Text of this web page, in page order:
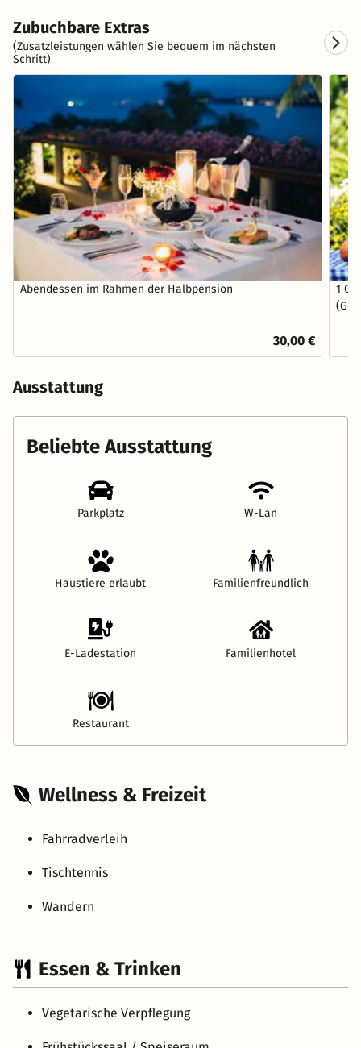
Zubuchbare Extras
(Zusatzleistungen wählen Sie bequem im nächsten
Schritt)
Abendessen im Rahmen der Halbpension
30,00 €
1
Ausstattung
Beliebte Ausstattung
Parkplatz W-Lan
Haustiere erlaubt Familienfreundlich
E-Ladestation Familienhotel
Restaurant
Wellness & Freizeit
Fahrradverleih
Tischtennis
Wandern
Essen & Trinken
Vegetarische Verpflegung